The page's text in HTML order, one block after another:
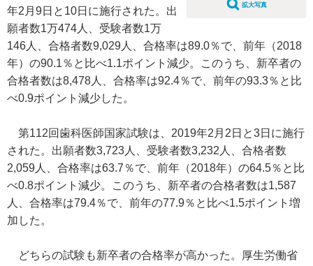
拡大写真
年2月9日と10日に施行された。出
願者数1万474人、受験者数1万
146人、合格者数9,029人、合格率は89.0％で、前年（2018
年）の90.1％と比べ1.1ポイント減少。このうち、新卒者の
合格者数は8,478人、合格率は92.4％で、前年の93.3％と比
べ0.9ポイント減少した。
第112回歯科医師国家試験は、2019年2月2日と3日に施行
された。出願者数3,723人、受験者数3,232人、合格者数
2,059人、合格率は63.7％で、前年（2018年）の64.5％と比
べ0.8ポイント減少。このうち、新卒者の合格者数は1,587
人、合格率は79.4％で、前年の77.9％と比べ1.5ポイント増
加した。
どちらの試験も新卒者の合格率が高かった。厚生労働省